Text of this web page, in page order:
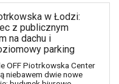
w Łodzi:
z publicznym
na dachu i
parking
OFF Piotrkowska Center
niebawem dwie nowe